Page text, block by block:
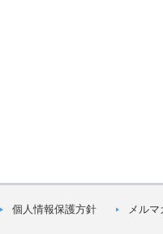
個人情報保護方針 メルマ